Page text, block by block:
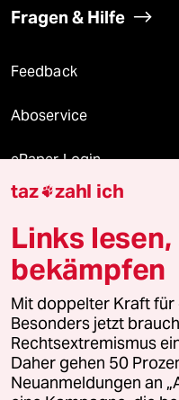
Fragen & Hilfe
Feedback
Aboservice
ePaper Login
Downloads für
© 2026 taz Verlags und
Alle Rechte vorbehalten. Bei
wenden Sie sich bitte an
Feedback
taz zahl ich
Links
bekämpfen
Mit doppelter Kraft für
Besonders jetzt
Rechtsextremismus
Daher gehen 50
Neuanmeldungen an